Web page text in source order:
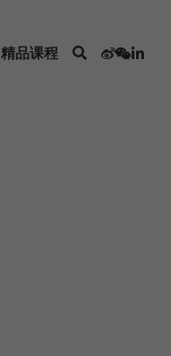
精品课程